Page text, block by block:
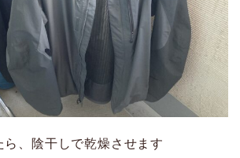
ら、陰干しで乾燥させます